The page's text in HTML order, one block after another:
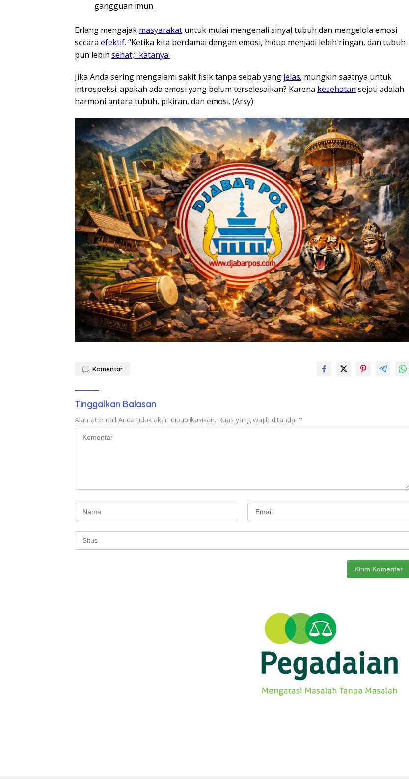
gangguan imun.
Erlang mengajak masyarakat untuk mulai mengenali sinyal tubuh dan mengelola emosi
secara efektif. “Ketika kita berdamai dengan emosi, hidup menjadi lebih ringan, dan tubuh
pun lebih sehat,” katanya.
Jika Anda sering mengalami sakit fisik tanpa sebab yang jelas, mungkin saatnya untuk
introspeksi: apakah ada emosi yang belum terselesaikan? Karena kesehatan sejati adalah
harmoni antara tubuh, pikiran, dan emosi. (Arsy)
Komentar
Tinggalkan Balasan
Alamat email Anda tidak akan dipublikasikan. Ruas yang wajib ditandai *